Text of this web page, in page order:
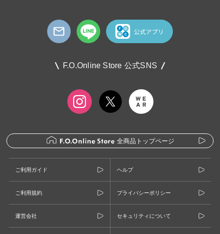
F.O.Online Store 公式SNS
全商品トップページ
ご利用ガイド ヘルプ
ご利用規約 プライバシーポリシー
運営会社 セキュリティについて